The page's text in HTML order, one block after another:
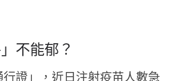
不能郁？
證」，近日注射疫苗人數急